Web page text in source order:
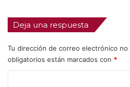
Deja una respuesta
Tu dirección de correo electrónico no
obligatorios están marcados con *